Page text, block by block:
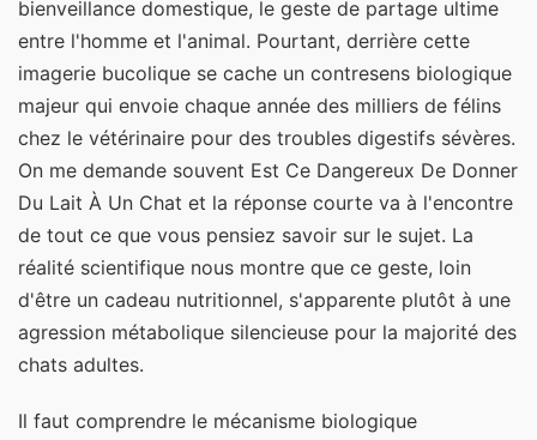
bienveillance domestique, le geste de partage ultime
entre l'homme et l'animal. Pourtant, derrière cette
imagerie bucolique se cache un contresens biologique
majeur qui envoie chaque année des milliers de félins
chez le vétérinaire pour des troubles digestifs sévères.
On me demande souvent Est Ce Dangereux De Donner
Du Lait À Un Chat et la réponse courte va à l'encontre
de tout ce que vous pensiez savoir sur le sujet. La
réalité scientifique nous montre que ce geste, loin
d'être un cadeau nutritionnel, s'apparente plutôt à une
agression métabolique silencieuse pour la majorité des
chats adultes.
Il faut comprendre le mécanisme biologique